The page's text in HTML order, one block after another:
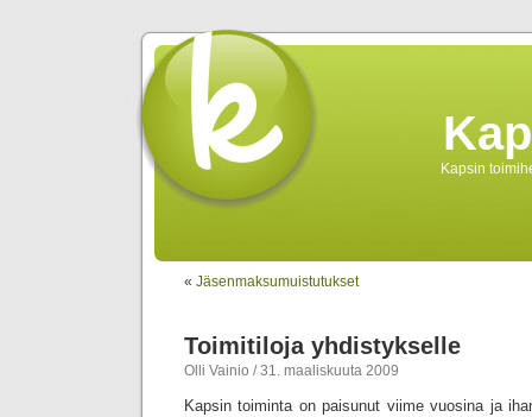
Kapsin
« Jäsenmaksumuistutukset
Toimitiloja yhdistykselle
Olli Vainio / 31. maaliskuuta 2009
Kapsin toiminta on paisunut viime vuosina ja